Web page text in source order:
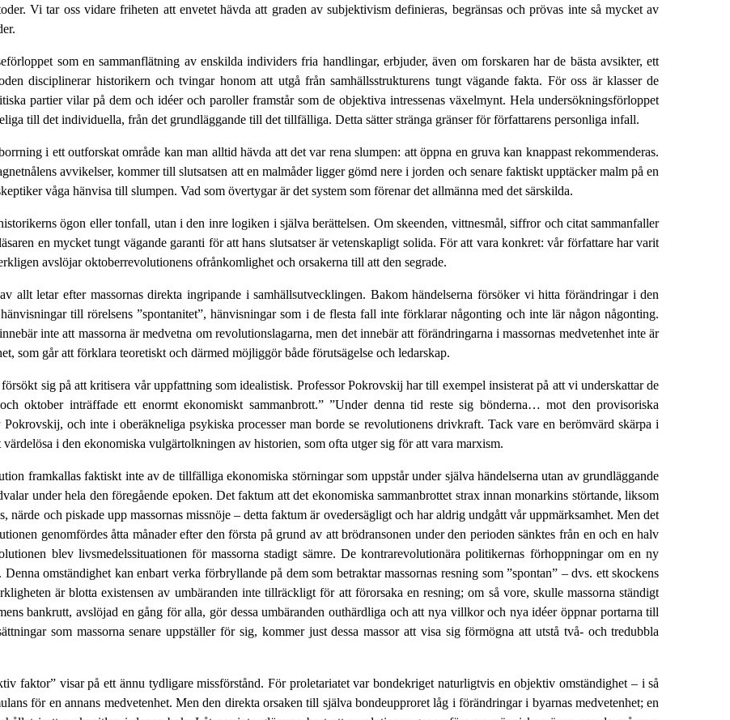
Vi tar oss vidare friheten att envetet hävda att graden av subjektivism definieras, begränsas och prövas inte så mycket av
som en sammanflätning av enskilda individers fria handlingar, erbjuder, även om forskaren har de bästa avsikter, ett
disciplinerar historikern och tvingar honom att utgå från samhällsstrukturens tungt vägande fakta. För oss är klasser de
partier vilar på dem och idéer och paroller framstår som de objektiva intressenas växelmynt. Hela undersökningsförloppet
till det individuella, från det grundläggande till det tillfälliga. Detta sätter stränga gränser för författarens personliga infall.
i ett outforskat område kan man alltid hävda att det var rena slumpen: att öppna en gruva kan knappast rekommenderas.
avvikelser, kommer till slutsatsen att en malmåder ligger gömd nere i jorden och senare faktiskt upptäcker malm på en
våga hänvisa till slumpen. Vad som övertygar är det system som förenar det allmänna med det särskilda.
ögon eller tonfall, utan i den inre logiken i själva berättelsen. Om skeenden, vittnesmål, siffror och citat sammanfaller
en mycket tungt vägande garanti för att hans slutsatser är vetenskapligt solida. För att vara konkret: vår författare har varit
avslöjar oktober­revolutionens ofrånkomlighet och orsakerna till att den segrade.
allt letar efter massornas direkta ingripande i samhällsutvecklingen. Bakom händelserna försöker vi hitta förändringar i den
till rörelsens ”spontanitet”, hänvisningar som i de flesta fall inte förklarar någonting och inte lär någon någonting.
inte att massorna är medvetna om revolutionslagarna, men det innebär att förändringarna i massornas med­vetenhet inte är
som går att förklara teoretiskt och därmed möjliggör både förutsägelse och ledarskap.
sig på att kritisera vår upp­fattning som idealistisk. Professor Pokrovskij har till exempel insisterat på att vi underskattar de
oktober inträffade ett enormt ekonomiskt sammanbrott.” ”Under denna tid reste sig bönderna… mot den provisoriska
och inte i oberäkneliga psykiska processer man borde se revolutionens drivkraft. Tack vare en berömvärd skärpa i
i den ekonomiska vulgärtolkningen av historien, som ofta utger sig för att vara marxism.
framkallas faktiskt inte av de tillfälliga ekonomiska störningar som uppstår under själva händelserna utan av grundläggande
under hela den föregående epoken. Det faktum att det ekonomiska sammanbrottet strax innan monarkins störtande, liksom
närde och piskade upp massornas missnöje – detta faktum är ovedersägligt och har aldrig undgått vår uppmärk­samhet. Men det
genomfördes åtta månader efter den första på grund av att brödransonen under den perioden sänktes från en och en halv
blev livsmedels­situationen för massorna stadigt sämre. De kontrarevolutionära politikernas förhoppningar om en ny
omständighet kan enbart verka förbryllande på dem som betraktar massornas resning som ”spontan” – dvs. ett skockens
är blotta existensen av umbäranden inte tillräckligt för att förorsaka en resning; om så vore, skulle massorna ständigt
bankrutt, avslöjad en gång för alla, gör dessa umbäranden outhärdliga och att nya villkor och nya idéer öppnar portarna till
som massorna senare uppställer för sig, kommer just dessa massor att visa sig förmögna att utstå två- och tredubbla
faktor” visar på ett ännu tydligare missförstånd. För proletariatet var bondekriget naturligtvis en objektiv omständighet – i så
för en annans medvetenhet. Men den direkta orsaken till själva bondeupproret låg i förändringar i byarnas medvetenhet; en